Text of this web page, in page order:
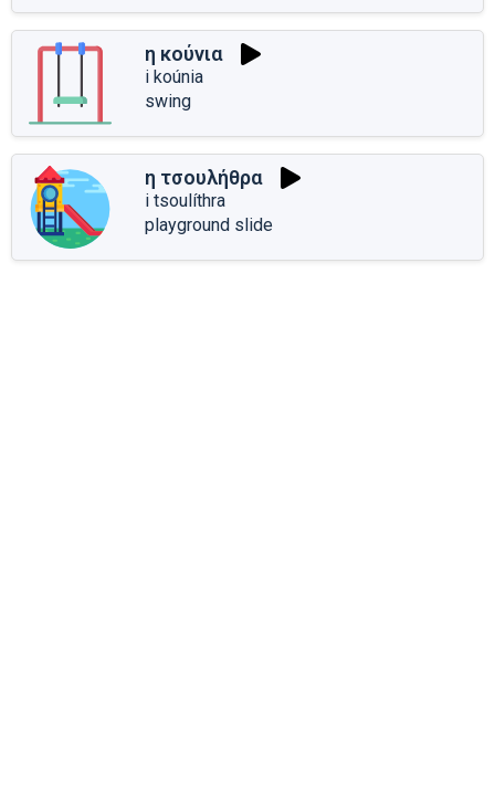
η κούνια
i koúnia
swing
η τσουλήθρα
i tsoulíthra
playground slide